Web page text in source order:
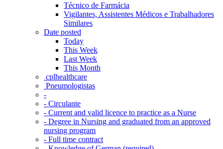
Técnico de Farmácia
Vigilantes, Assistentes Médicos e Trabalhadores
Similares
Date posted
Today
This Week
Last Week
This Month
‎ cplhealthcare‬
Pneumologistas
-
- Circulante
- Current and valid licence to practice as a Nurse
- Degree in Nursing and graduated from an approved
nursing program
- Full time contract